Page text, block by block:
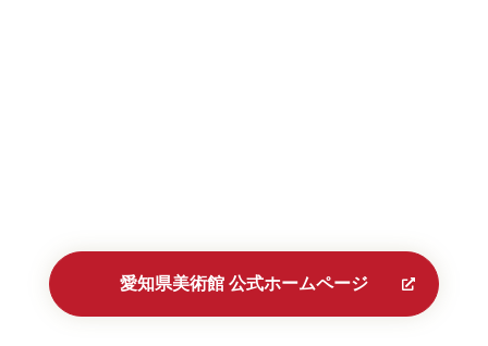
愛知県美術館 公式ホームページ